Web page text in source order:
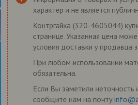
характер и не является
Контргайка (320-4605044)
странице. Указанная цена
условия доставки у продавца
При любом использовании
обязательна.
Если Вы заметили неточность
сообщите нам на почту